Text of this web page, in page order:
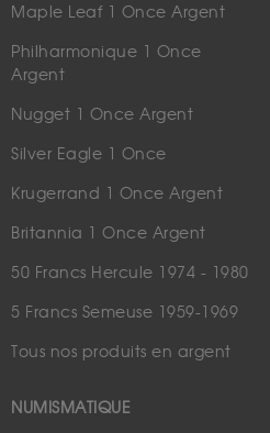
Maple Leaf 1 Once Argent
Philharmonique 1 Once
Argent
Nugget 1 Once Argent
Silver Eagle 1 Once
Krugerrand 1 Once Argent
Britannia 1 Once Argent
50 Francs Hercule 1974 - 1980
5 Francs Semeuse 1959-1969
Tous nos produits en argent
NUMISMATIQUE